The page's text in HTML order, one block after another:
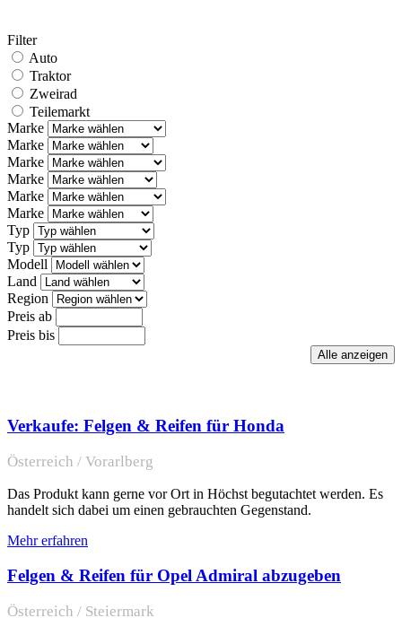
Filter
Auto
Traktor
Zweirad
Teilemarkt
Marke
Marke
Marke
Marke
Marke
Marke
Typ
Typ
Modell
Land
Region
Preis ab
Preis bis
Verkaufe: Felgen & Reifen für Honda
Österreich / Vorarlberg
Das Produkt kann gerne vor Ort in Höchst begutachtet werden. Es
handelt sich dabei um einen gebrauchten Gegenstand.
Mehr erfahren
Felgen & Reifen für Opel Admiral abzugeben
Österreich / Steiermark